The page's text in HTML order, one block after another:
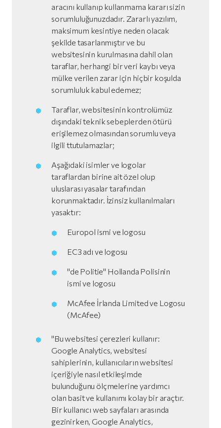
aracını kullanıp kullanmama kararı sizin
sorumluluğunuzdadır. Zararlı yazılım,
maksimum kesintiye neden olacak
şekilde tasarlanmıştır ve bu
websitesinin kurulmasına dahil olan
taraflar, herhangi bir veri kaybı veya
mülke verilen zarar için hiçbir koşulda
sorumluluk kabul edemez;
Taraflar, websitesinin kontrolümüz
dışındaki teknik sebeplerden ötürü
erişilemez olmasından sorumlu veya
ilgili ttutulamazlar;
Aşağıdaki isimler ve logolar
taraflardan birine ait özel olup
uluslarası yasalar tarafından
korunmaktadır. İzinsiz kullanılmaları
yasaktır:
Europol ismi ve logosu
EC3 adı ve logosu
"de Politie" Hollanda Polisinin
ismi ve logosu
McAfee İrlanda Limited ve Logosu
(McAfee)
"Bu websitesi çerezleri kullanır:
Google Analytics, websitesi
sahiplerinin, kullanıcıların websitesi
içeriğiyle nasıl etkileşimde
bulunduğunu ölçmelerine yardımcı
olan basit ve kullanımı kolay bir araçtır.
Bir kullanıcı web sayfaları arasında
gezinirken, Google Analytics,